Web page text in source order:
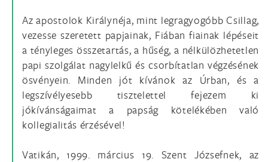
Az apostolok Királynéja, mint legragyogóbb Csillag,
vezesse szeretett papjainak, Fiában fiainak lépéseit
a tényleges összetartás, a hűség, a nélkülözhetetlen
papi szolgálat nagylelkű és csorbítatlan végzésének
ösvényein. Minden jót kívánok az Úrban, és a
legszívélyesebb tisztelettel fejezem ki
jókívánságaimat a papság kötelékében való
kollegialitás érzésével!
Vatikán, 1999. március 19. Szent Józsefnek, az